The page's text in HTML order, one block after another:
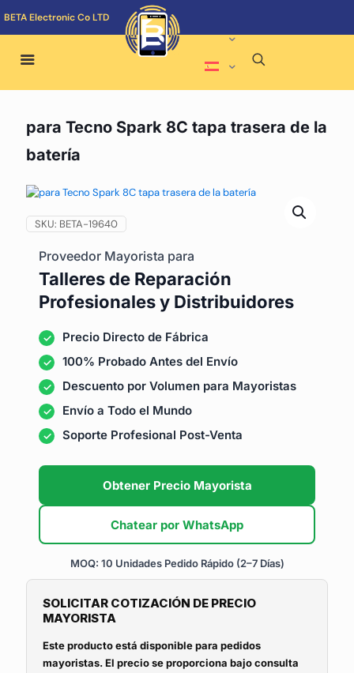
BETA Electronic Co LTD
para Tecno Spark 8C tapa trasera de la
batería
SKU: BETA-19640
Proveedor Mayorista para
Talleres de Reparación
Profesionales y Distribuidores
Precio Directo de Fábrica
100% Probado Antes del Envío
Descuento por Volumen para Mayoristas
Envío a Todo el Mundo
Soporte Profesional Post-Venta
Obtener Precio Mayorista
Chatear por WhatsApp
MOQ: 10 Unidades Pedido Rápido (2–7 Días)
SOLICITAR COTIZACIÓN DE PRECIO
MAYORISTA
Este producto está disponible para pedidos
mayoristas. El precio se proporciona bajo consulta